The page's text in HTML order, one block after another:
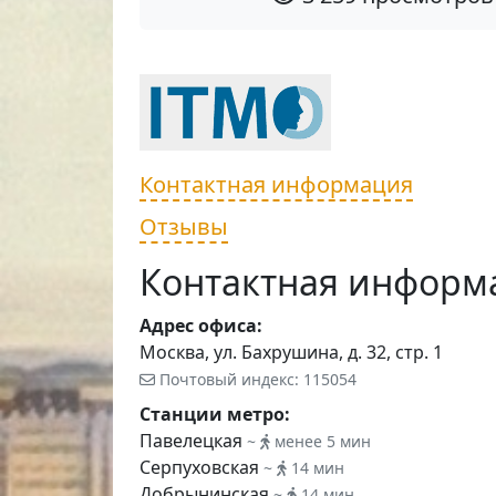
Контактная информация
Отзывы
Контактная
Адрес офиса:
Москва, ул. Бахрушина, д. 32, стр. 1
Почтовый индекс: 115054
Станции метро:
Павелецкая ~ менее 5 мин
Серпуховская ~ 14 мин